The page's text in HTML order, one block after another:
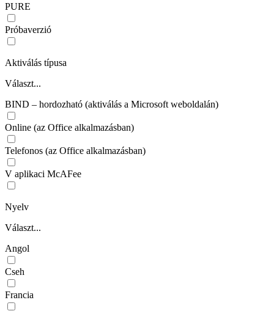
PURE
Próbaverzió
Aktiválás típusa
Választ...
BIND – hordozható (aktiválás a Microsoft weboldalán)
Online (az Office alkalmazásban)
Telefonos (az Office alkalmazásban)
V aplikaci McAFee
Nyelv
Választ...
Angol
Cseh
Francia